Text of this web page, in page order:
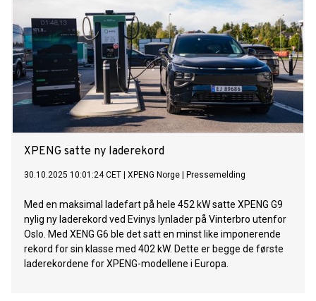
XPENG satte ny laderekord
30.10.2025 10:01:24 CET XPENG Norge Pressemelding
Med en maksimal ladefart på hele 452 kW satte XPENG G9
nylig ny laderekord ved Evinys lynlader på Vinterbro utenfor
Oslo. Med XENG G6 ble det satt en minst like imponerende
rekord for sin klasse med 402 kW. Dette er begge de første
laderekordene for XPENG-modellene i Europa.